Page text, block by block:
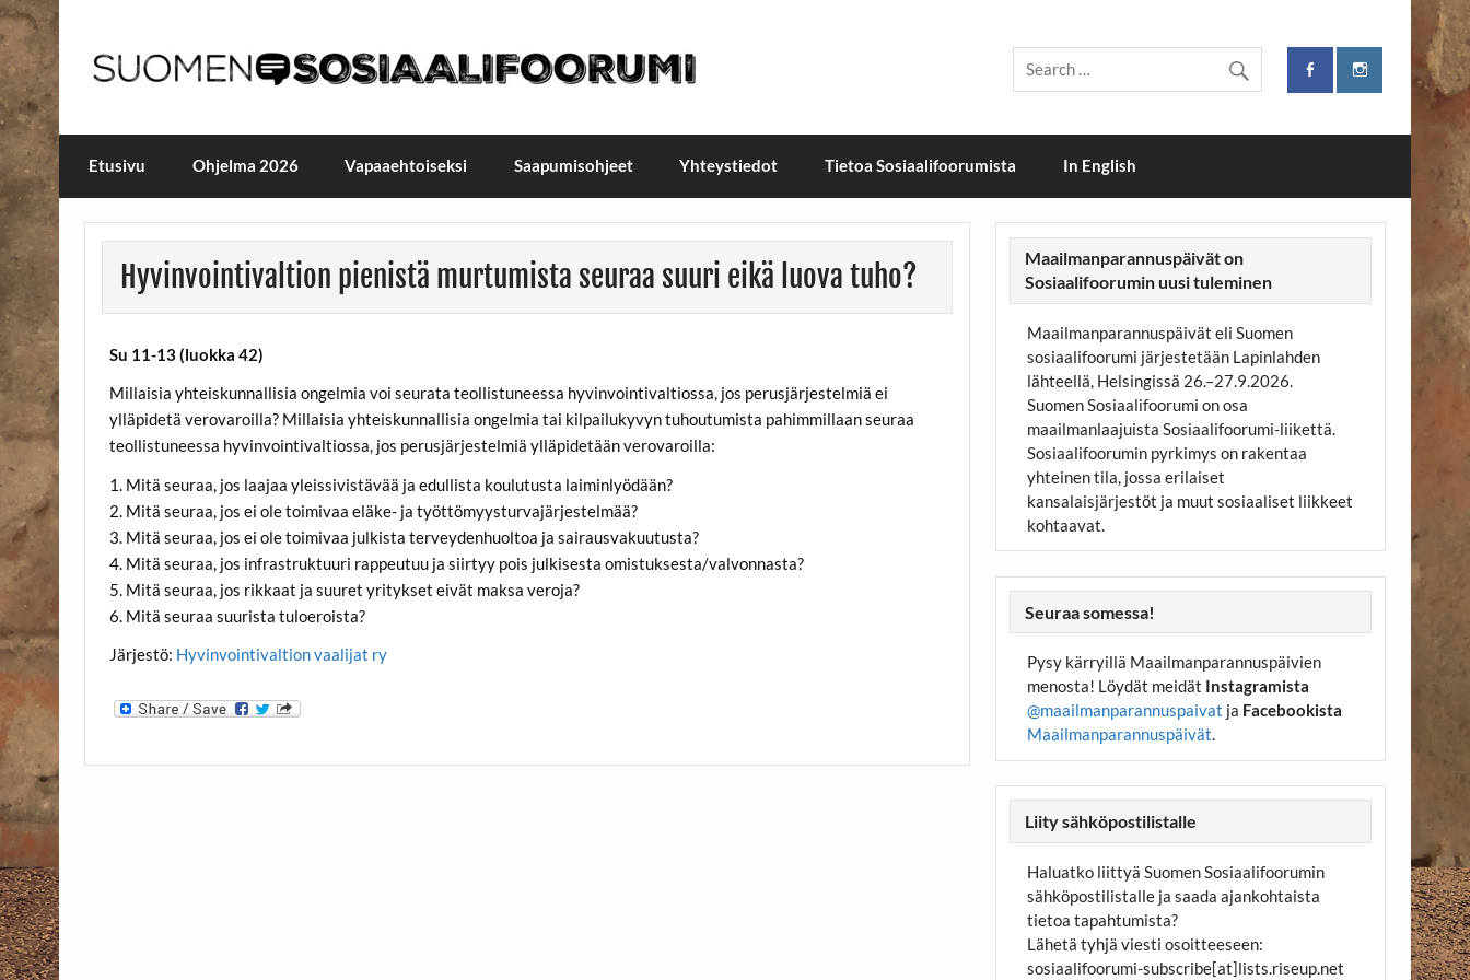
Skip
to
content
Maailmanparannuspäivät / Suomen Sosiaalifoorumi
Maailmanparannuspäivät Lapinlahden Lähteellä, Helsingissä 26.–27.9.2026
Etusivu Ohjelma 2026 Vapaaehtoiseksi Saapumisohjeet Yhteystiedot Tietoa Sosiaalifoorumista In English
Hyvinvointivaltion pienistä murtumista seuraa suuri eikä luova tuho?
Su 11-13 (luokka 42)
Millaisia yhteiskunnallisia ongelmia voi seurata teollistuneessa hyvinvointivaltiossa, jos perusjärjestelmiä ei
ylläpidetä verovaroilla? Millaisia yhteiskunnallisia ongelmia tai kilpailukyvyn tuhoutumista pahimmillaan seuraa
teollistuneessa hyvinvointivaltiossa, jos perusjärjestelmiä ylläpidetään verovaroilla:
1. Mitä seuraa, jos laajaa yleissivistävää ja edullista koulutusta laiminlyödään?
2. Mitä seuraa, jos ei ole toimivaa eläke- ja työttömyysturvajärjestelmää?
3. Mitä seuraa, jos ei ole toimivaa julkista terveydenhuoltoa ja sairausvakuutusta?
4. Mitä seuraa, jos infrastruktuuri rappeutuu ja siirtyy pois julkisesta omistuksesta/valvonnasta?
5. Mitä seuraa, jos rikkaat ja suuret yritykset eivät maksa veroja?
6. Mitä seuraa suurista tuloeroista?
Järjestö: Hyvinvointivaltion vaalijat ry
Maailmanparannuspäivät on
Sosiaalifoorumin uusi tuleminen
Maailmanparannuspäivät eli Suomen
sosiaalifoorumi järjestetään Lapinlahden
lähteellä, Helsingissä 26.–27.9.2026.
Suomen Sosiaalifoorumi on osa
maailmanlaajuista Sosiaalifoorumi-liikettä.
Sosiaalifoorumin pyrkimys on rakentaa
yhteinen tila, jossa erilaiset
kansalaisjärjestöt ja muut sosiaaliset liikkeet
kohtaavat.
Seuraa somessa!
Pysy kärryillä Maailmanparannuspäivien
menosta! Löydät meidät Instagramista
@maailmanparannuspaivat ja Facebookista
Maailmanparannuspäivät.
Liity sähköpostilistalle
Haluatko liittyä Suomen Sosiaalifoorumin
sähköpostilistalle ja saada ajankohtaista
tietoa tapahtumista?
Lähetä tyhjä viesti osoitteeseen:
sosiaalifoorumi-subscribe[at]lists.riseup.net